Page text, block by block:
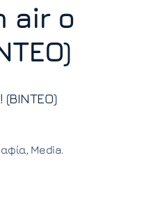
air ο
(ΒΙΝΤΕΟ)
Media